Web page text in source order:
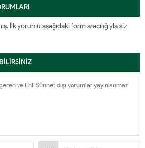
İlk yorumu aşağıdaki form aracılığıyla siz